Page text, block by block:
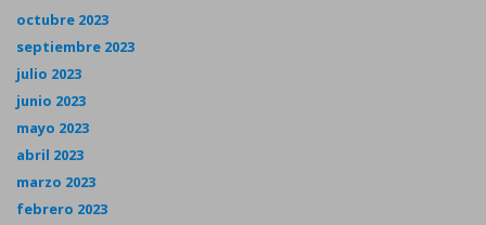
octubre 2023
septiembre 2023
julio 2023
junio 2023
mayo 2023
abril 2023
marzo 2023
febrero 2023